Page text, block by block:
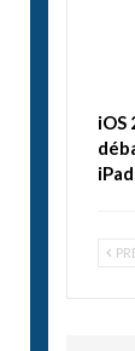
iOS
iPad